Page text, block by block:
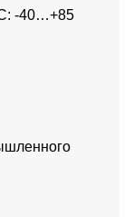
-40…+85